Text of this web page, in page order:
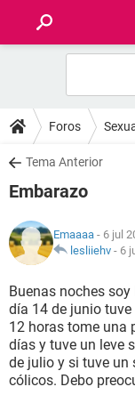
FORUMS
SALUD
NUTRICIÓN
BIENESTAR
SEXUALIDAD
GLOSARIO
Foros
Tema Anterior
Embarazo
Emaaaa - 6 jul
lesliiehv - 6
Buenas noches
día 14 de junio
12 horas tome una
días y tuve un leve
de julio y si tuve un
cólicos. Debo